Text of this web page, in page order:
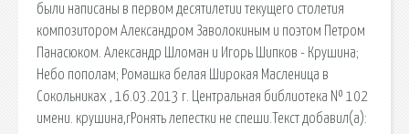
были написаны в первом десятилетии текущего столетия
композитором Александром Заволокиным и поэтом Петром
Панасюком. Александр Шломан и Игорь Шипков - Крушина;
Небо пополам; Ромашка белая Широкая Масленица в
Сокольниках , 16.03.2013 г. Центральная библиотека № 102
имени. крушина,rРонять лепестки не спеши.Текст добавил(а):